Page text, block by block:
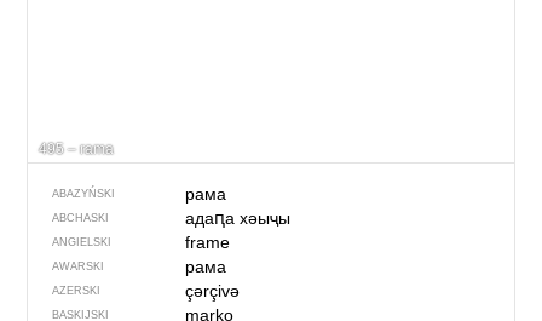
495 – rama
ABAZYŃSKI рама
ABCHASKI адаԥа хәыҷы
ANGIELSKI frame
AWARSKI рама
AZERSKI çərçivə
BASKIJSKI marko